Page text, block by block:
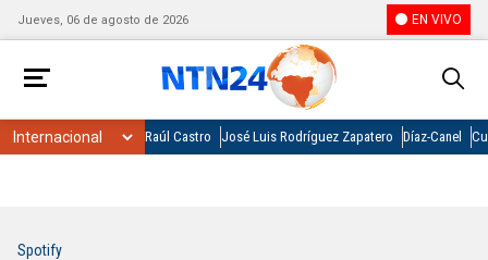
Jueves, 06 de agosto de 2026 EN VIVO
Raúl Castro José Luis Rodríguez Zapatero Díaz-Canel
Spotify